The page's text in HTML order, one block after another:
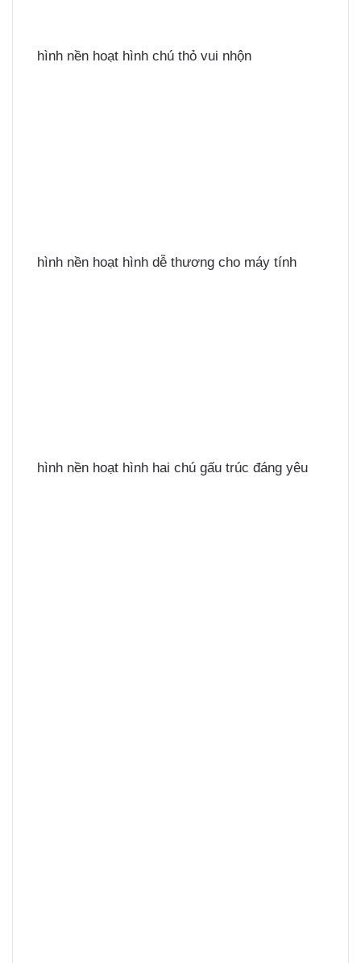
hình nền hoạt hình chú thỏ vui nhộn
hình nền hoạt hình dễ thương cho máy tính
hình nền hoạt hình hai chú gấu trúc đáng yêu